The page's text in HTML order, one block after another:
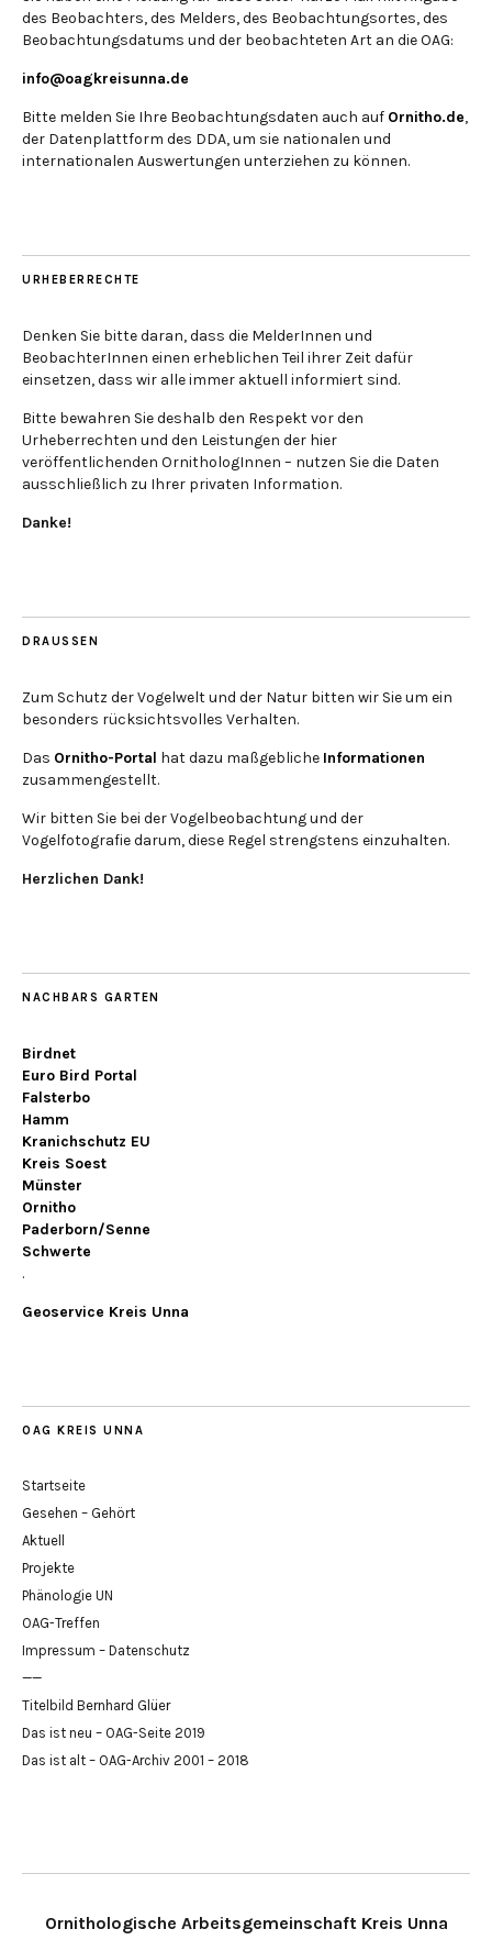
des Beobachters, des Melders, des Beobachtungsortes, des
Beobachtungsdatums und der beobachteten Art an die OAG:
info@oagkreisunna.de
Bitte melden Sie Ihre Beobachtungsdaten auch auf Ornitho.de,
der Datenplattform des DDA, um sie nationalen und
internationalen Auswertungen unterziehen zu können.
URHEBERRECHTE
Denken Sie bitte daran, dass die MelderInnen und
BeobachterInnen einen erheblichen Teil ihrer Zeit dafür
einsetzen, dass wir alle immer aktuell informiert sind.
Bitte bewahren Sie deshalb den Respekt vor den
Urheberrechten und den Leistungen der hier
veröffentlichenden OrnithologInnen – nutzen Sie die Daten
ausschließlich zu Ihrer privaten Information.
Danke!
DRAUSSEN
Zum Schutz der Vogelwelt und der Natur bitten wir Sie um ein
besonders rücksichtsvolles Verhalten.
Das Ornitho-Portal hat dazu maßgebliche Informationen
zusammengestellt.
Wir bitten Sie bei der Vogelbeobachtung und der
Vogelfotografie darum, diese Regel strengstens einzuhalten.
Herzlichen Dank!
NACHBARS GARTEN
Birdnet
Euro Bird Portal
Falsterbo
Hamm
Kranichschutz EU
Kreis Soest
Münster
Ornitho
Paderborn/Senne
Schwerte
.
Geoservice Kreis Unna
OAG KREIS UNNA
Startseite
Gesehen – Gehört
Aktuell
Projekte
Phänologie UN
OAG-Treffen
Impressum – Datenschutz
——
Titelbild Bernhard Glüer
Das ist neu – OAG-Seite 2019
Das ist alt – OAG-Archiv 2001 – 2018
Ornithologische Arbeitsgemeinschaft Kreis Unna